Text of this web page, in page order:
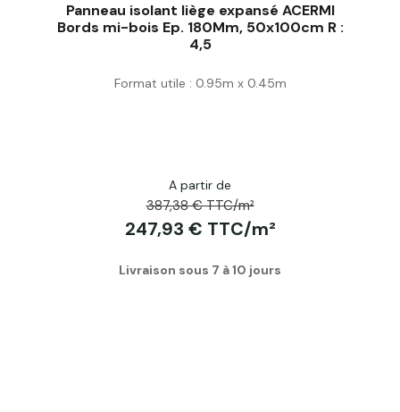
Panneau isolant liège expansé ACERMI
Bords mi-bois Ep. 180Mm, 50x100cm R :
4,5
Format utile : 0.95m x 0.45m
A partir de
387,38 € TTC/m²
247,93 € TTC/m²
Livraison sous 7 à 10 jours